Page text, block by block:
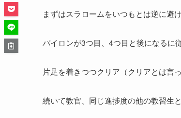
まずはスラロームをいつもとは逆に避
パイロンが3つ目、4つ目と後になるに
片足を着きつつクリア（クリアとは言
続いて教官、同じ進捗度の他の教習生